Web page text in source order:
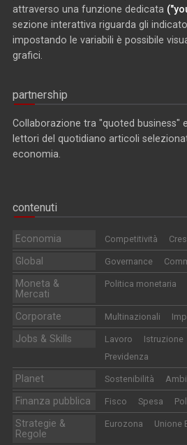
attraverso una funzione dedicata
sezione interattiva riguarda gli
impostando le variabili è possibile
grafici.
partnership
Collaborazione tra "quoted business" e
lettori del quotidiano articoli
economia.
contenuti
Economia Competitività
Global Governance
Moneta &
Mercati
Politica monetaria
Corporate Multinazionali
Jobs & Skills Lavoro Istruzione
Previdenza
Planet Sostenibilità
Finanza pubblica Fisco Spesa
Strategie &
Regole
Eurozona Unione